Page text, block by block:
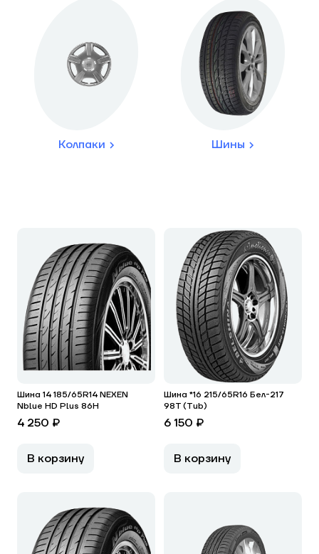
Колпаки Шины
Шина 14 185/65R14 NEXEN
Nblue HD Plus 86H
4 250 ₽
В корзину
Шина *16 215/65R16 Бел-217
98T (Tub)
6 150 ₽
В корзину